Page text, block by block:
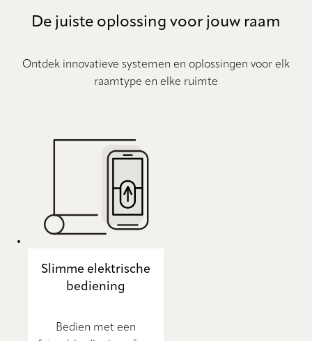
De juiste oplossing voor jouw raam
Ontdek innovatieve systemen en oplossingen voor elk
raamtype en elke ruimte
Slimme elektrische
bediening
Bedien met een